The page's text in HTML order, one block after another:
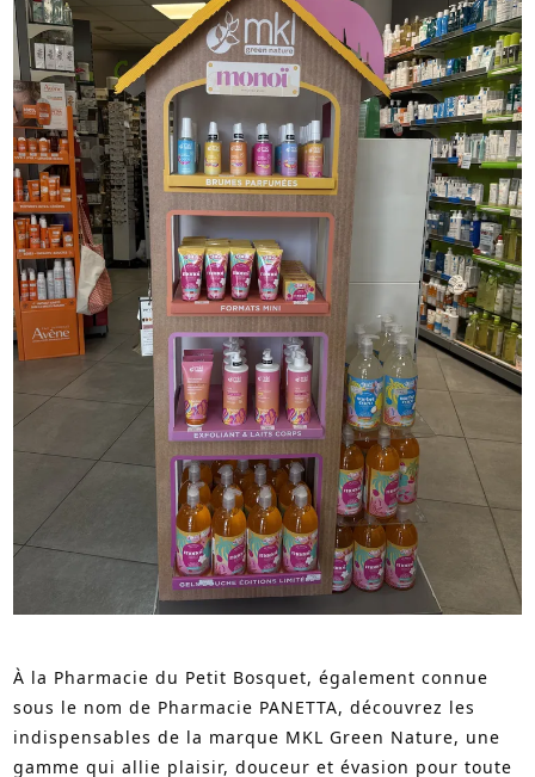
À la Pharmacie du Petit Bosquet, également connue
sous le nom de Pharmacie PANETTA, découvrez les
indispensables de la marque MKL Green Nature, une
gamme qui allie plaisir, douceur et évasion pour toute